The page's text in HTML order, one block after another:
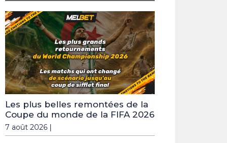
Les plus belles remontées de la
Coupe du monde de la FIFA 2026
7 août 2026 |